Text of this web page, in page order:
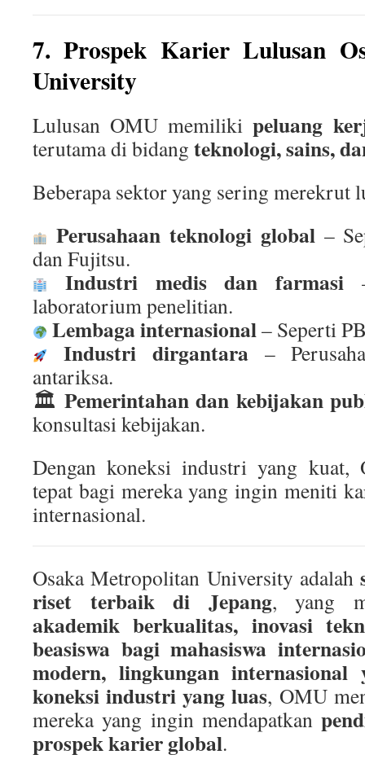
7. Prospek Karier Lulusan
University
Lulusan OMU memilikipeluang
terutama di bidang teknologi, sains,
Beberapa sektor yang sering
Perusahaan teknologi global–
dan Fujitsu.
Industri medis dan farmasi
laboratorium penelitian.
Lembaga internasional– Seperti
Industri dirgantara–
antariksa.
🏛Pemerintahan dan kebijakan
konsultasi kebijakan.
Dengan koneksi industri yang
tepat bagi mereka yang ingin meniti
internasional.
Osaka Metropolitan University adalah
riset terbaik di Jepang, yang
akademik berkualitas, inovasi
beasiswa bagi mahasiswa
modern, lingkungan internasional
koneksi industri yang luas, OMU
mereka yang ingin mendapatkan
prospek karier global.